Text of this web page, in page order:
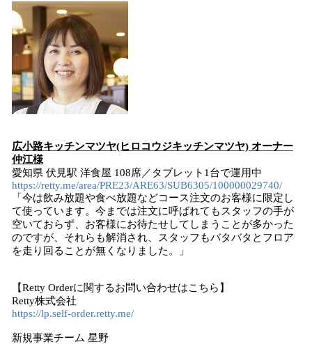
広小路キッチンマツヤ(ヒロコウジキッチンマツヤ) オーナー
仲江様
愛知県 伏見駅 洋食屋 108席／タブレット1台で運用中
https://retty.me/area/PRE23/ARE63/SUB6305/100000029740/
「今は飲み放題や食べ放題などコース注文のお客様に限定し
て使っています。今までは注文に呼ばれてもスタッフの手が
空いておらず、お客様にお待たせしてしまうことが多かった
のですが、それらも解消され、スタッフもバタバタとフロア
を走り回ることが無くなりました。」
【Retty Orderに関するお問い合わせはこちら】
Retty株式会社
https://lp.self-order.retty.me/
新規事業チーム 星野